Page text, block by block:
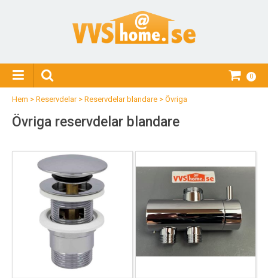
0
Hem > Reservdelar> Reservdelar blandare > Övriga
Övriga reservdelar blandare